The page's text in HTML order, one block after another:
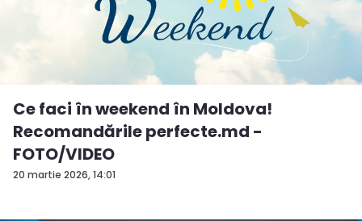
20 martie 2026, 14:01
Ce faci în weekend în Moldova!
Recomandările perfecte.md -
FOTO/VIDEO